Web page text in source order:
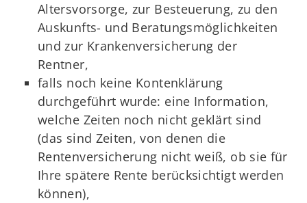
Altersvorsorge, zur Besteuerung, zu den
Auskunfts- und Beratungsmöglichkeiten
und zur Krankenversicherung der
Rentner,
falls noch keine Kontenklärung
durchgeführt wurde: eine Information,
welche Zeiten noch nicht geklärt sind
(das sind Zeiten, von denen die
Rentenversicherung nicht weiß, ob sie für
Ihre spätere Rente berücksichtigt werden
können),